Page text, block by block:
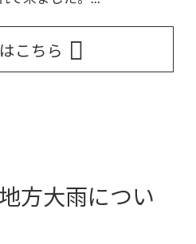
こちら
方大雨につい